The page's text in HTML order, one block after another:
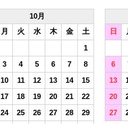
10月
月 火 水 木 金
土
1
3 4 5 6 7
8
10 11 12 13 14
15
17 18 19 20 21
22
24 25 26 27 28
29
日
6
13
20
27